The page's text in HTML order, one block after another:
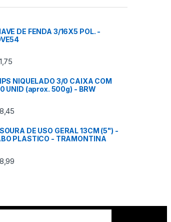
DE FENDA 3/16X5 POL. -
1,75
NIQUELADO 3/0 CAIXA COM
UNID (aprox. 500g) - BRW
8,45
DE USO GERAL 13CM (5") -
PLASTICO - TRAMONTINA
8,99